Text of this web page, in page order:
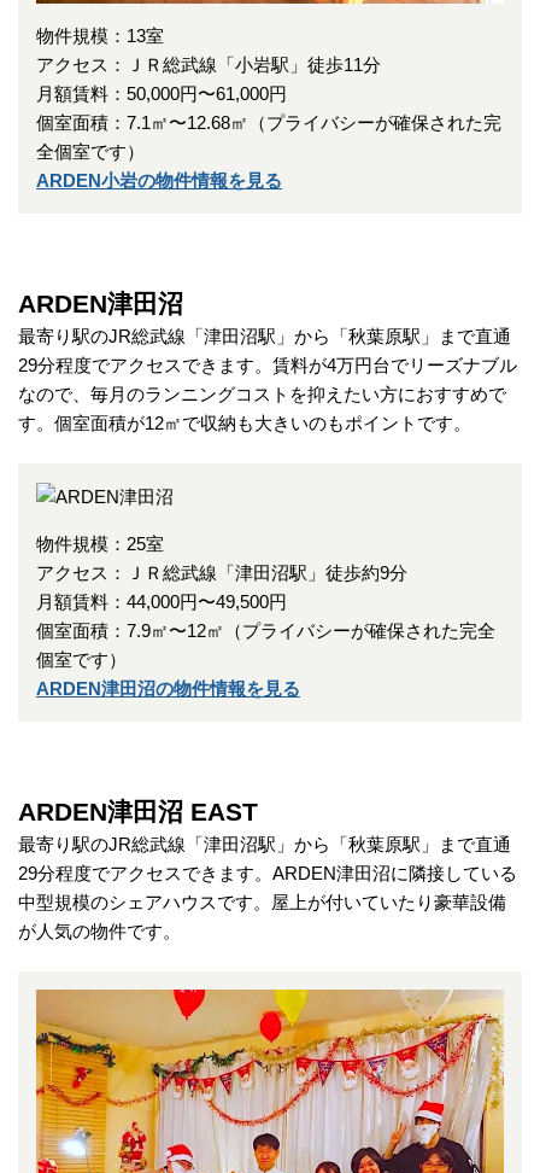
物件規模：13室
アクセス：ＪＲ総武線「小岩駅」徒歩11分
月額賃料：50,000円〜61,000円
個室面積：7.1㎡〜12.68㎡（プライバシーが確保された完
全個室です）
ARDEN小岩の物件情報を見る
ARDEN津田沼
最寄り駅のJR総武線「津田沼駅」から「秋葉原駅」まで直通
29分程度でアクセスできます。賃料が4万円台でリーズナブル
なので、毎月のランニングコストを抑えたい方におすすめで
す。個室面積が12㎡で収納も大きいのもポイントです。
物件規模：25室
アクセス：ＪＲ総武線「津田沼駅」徒歩約9分
月額賃料：44,000円〜49,500円
個室面積：7.9㎡〜12㎡（プライバシーが確保された完全
個室です）
ARDEN津田沼の物件情報を見る
ARDEN津田沼 EAST
最寄り駅のJR総武線「津田沼駅」から「秋葉原駅」まで直通
29分程度でアクセスできます。ARDEN津田沼に隣接している
中型規模のシェアハウスです。屋上が付いていたり豪華設備
が人気の物件です。